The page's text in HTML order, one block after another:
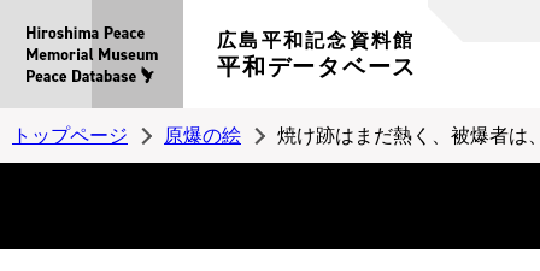
広島平和記念資料館
平和データベース
トップページ 原爆の絵 焼け跡はまだ熱く、被爆者は